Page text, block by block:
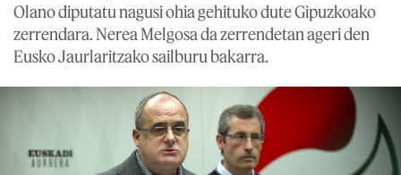
Olano diputatu nagusi ohia gehituko dute Gipuzkoako
zerrendara. Nerea Melgosa da zerrendetan ageri den
Eusko Jaurlaritzako sailburu bakarra.